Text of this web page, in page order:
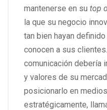
mantenerse en su top
la que su negocio
tan bien hayan
conocen a sus
comunicación debería
y valores de su
posicionarlo en
estratégicamente,